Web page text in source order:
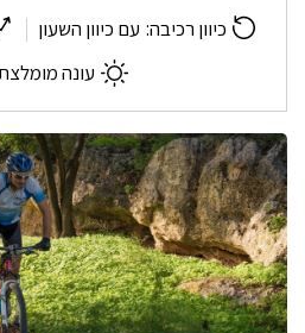
כיוון רכיבה: עם כיוון השעון
עונה